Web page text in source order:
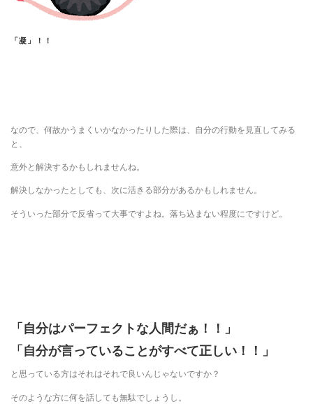
「凝」！！
なので、何故かうまくいかなかったりした際は、自分の行動を見直してみる
と、
意外と解決するかもしれませんね。
解決しなかったとしても、次に活きる部分があるかもしれません。
そういった部分で反省って大事ですよね。落ち込まない程度にですけど。
「自分はパーフェクトな人間だぁ！！」
「自分が言っていることがすべて正しい！！」
と思っている方はそれはそれで良いんじゃないですか？
そのような方に何を話しても無駄でしょうし。